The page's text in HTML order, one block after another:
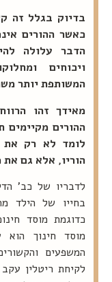
בדיוק בגלל זה
כאשר ההורים
הדבר עלולה
ויכוחים
המשותפת יותר
מאידך זהו
ההורים מקיימים
לומד לא רק את
הוריו, אלא גם
לדבריו של כב'
בחייו של הילד
כדוגמת מוסד
מוסד חינוך
המשפעים
לקיחת ריטלין